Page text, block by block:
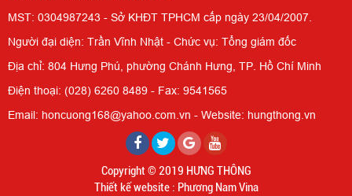
MST: 0304987243 - Sở KHĐT TPHCM cấp ngày 23/04/2007.
Người đại diện: Trần Vĩnh Nhật - Chức vụ: Tổng giám đốc
Địa chỉ: 804 Hưng Phú, phường Chánh Hưng, TP. Hồ Chí Minh
Điện thoại: (028) 6260 8489 - Fax: 9541565
Email: honcuong168@yahoo.com.vn - Website: hungthong.vn
Copyright © 2019 HƯNG THÔNG
Thiết kế website : Phương Nam Vina